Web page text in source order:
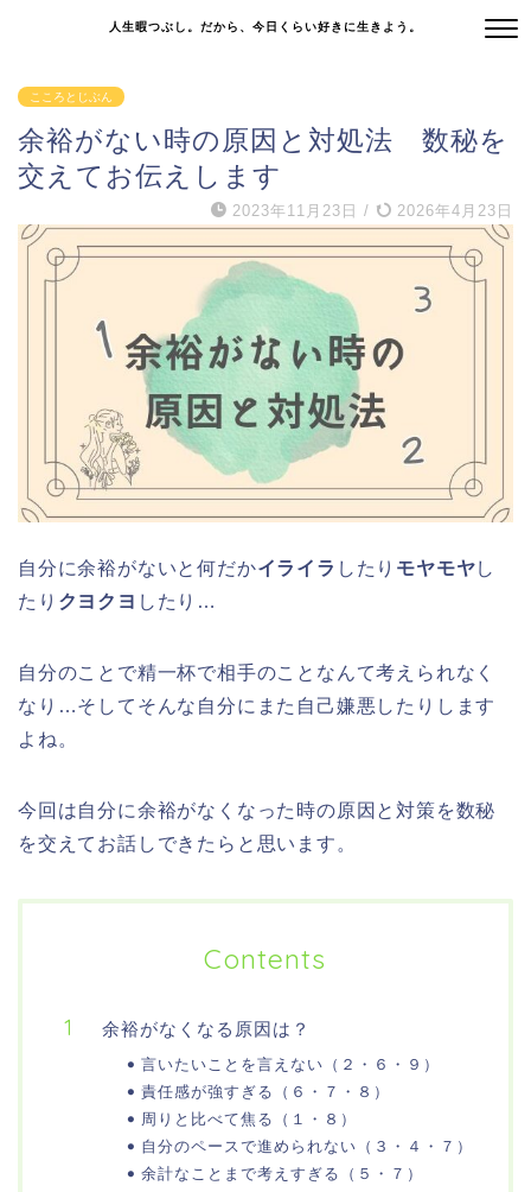
人生暇つぶし。だから、今日くらい好きに生きよう。
こころとじぶん
余裕がない時の原因と対処法 数秘を
交えてお伝えします
2023年11月23日 / 2026年4月23日
自分に余裕がないと何だかイライラ したり モヤモヤし
たり クヨクヨ したり…
自分のことで精一杯で相手のことなんて考えられなく
なり…そしてそんな自分にまた自己嫌悪したりします
よね。
今回は自分に余裕がなくなった時の原因と対策を数秘
を交えてお話しできたらと思います。
Contents
余裕がなくなる原因は？
言いたいことを言えない（２・６・９）
責任感が強すぎる（６・７・８）
周りと比べて焦る（１・８）
自分のペースで進められない（３・４・７）
余計なことまで考えすぎる（５・７）